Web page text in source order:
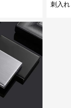
刺入れ